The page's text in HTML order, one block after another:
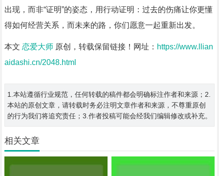
出现，而非“证明”的姿态，用行动证明：过去的伤痛让你更懂
得如何经营关系，而未来的路，你们愿意一起重新出发。
本文 恋爱大师原创，转载保留链接！网址： https://www.llian
aidashi.cn/2048.html
1.本站遵循行业规范，任何转载的稿件都会明确标注作者和来源；2.
本站的原创文章，请转载时务必注明文章作者和来源，不尊重原创
的行为我们将追究责任；3.作者投稿可能会经我们编辑修改或补充。
相关文章